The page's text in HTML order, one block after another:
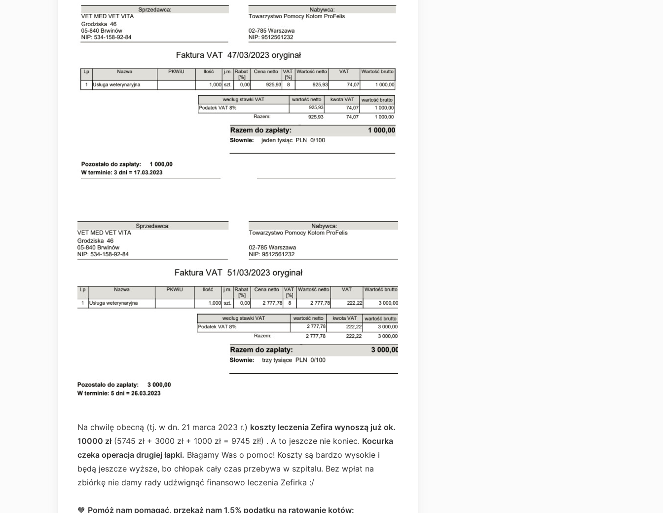
Na chwilę obecną (tj. w dn. 21 marca 2023 r.) koszty leczenia Zefira wynoszą już ok.
10000 zł(5745 zł + 3000 zł + 1000 zł = 9745 zł!) . A to jeszcze nie koniec. Kocurka
czeka operacja drugiej łapki. Błagamy Was o pomoc! Koszty są bardzo wysokie i
będą jeszcze wyższe, bo chłopak cały czas przebywa w szpitalu. Bez wpłat na
zbiórkę nie damy rady udźwignąć finansowo leczenia Zefirka :/
🧡 Pomóż nam pomagać, przekaż nam 1,5% podatku na ratowanie kotów: